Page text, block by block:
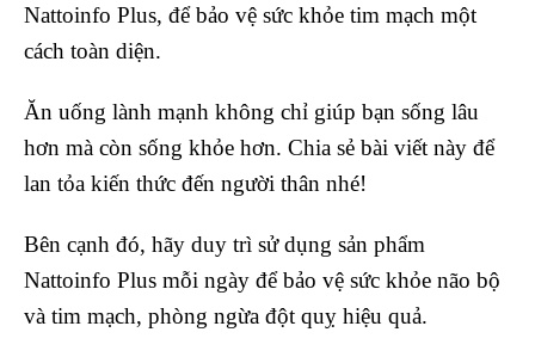
Nattoinfo Plus, để bảo vệ sức khỏe tim mạch một
cách toàn diện.
Ăn uống lành mạnh không chỉ giúp bạn sống lâu
hơn mà còn sống khỏe hơn. Chia sẻ bài viết này để
lan tỏa kiến thức đến người thân nhé!
Bên cạnh đó, hãy duy trì sử dụng sản phẩm
Nattoinfo Plus mỗi ngày để bảo vệ sức khỏe não bộ
và tim mạch, phòng ngừa đột quỵ hiệu quả.